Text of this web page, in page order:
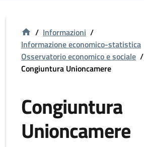
/ Informazioni /
Informazione economico-statistica
Osservatorio economico e sociale /
Congiuntura Unioncamere
Congiuntura
Unioncamere